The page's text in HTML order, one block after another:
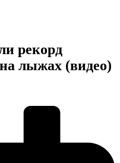
рекорд
лыжах (видео)